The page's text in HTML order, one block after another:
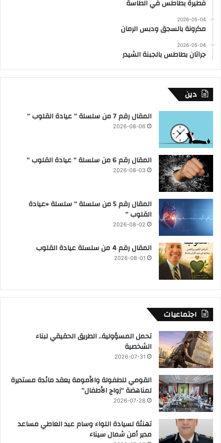
فطيرة بطاطس في الطاسة
2026-05-04
مكرونة بالسجق ودبس الرمان
2026-05-04
جراتان بطاطس بالجبنة الشيدر
دين
المقال رقم 7 من سلسلة ” عيادة القلوب “
2026-08-06
المقال رقم 6 من سلسلة ” عيادة القلوب “
2026-08-03
المقال رقم 5 من سلسلة ” سلسلة «عيادة
القلوب “
2026-08-02
المقال رقم 4 من سلسلة عيادة القلوب
2026-08-01
اجتماعيات
تحمل المسؤولية.. الطريق الحقيقي لبناء
الشخصية
2026-07-31
القومي للطفولة والأمومة يعقد مائدة مستديرة
لمناهضة “زواج الأطفال”
2026-07-28
تهنئة لسيادة اللواء وسام عبد العاطي مساعد
مدير أمن شمال سيناء